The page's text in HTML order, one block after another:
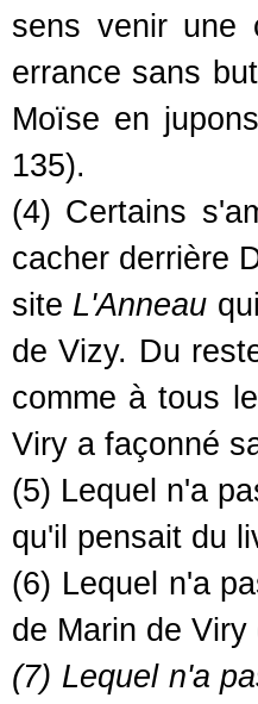
sens venir une
errance sans
Moïse en
135).
(4) Certains
cacher derrière
site L'Anneau
de Vizy. Du
comme à tous
Viry a façonné
(5) Lequel n'a
qu'il pensait du
(6) Lequel n'a
de Marin de Viry
(7) Lequel n'a